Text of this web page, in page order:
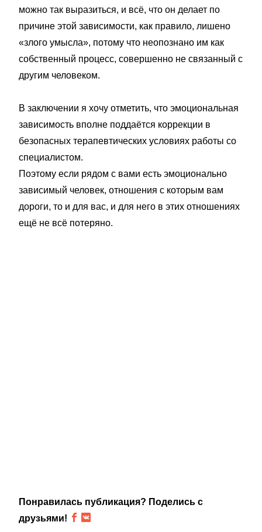
можно так выразиться, и всё, что он делает по
причине этой зависимости, как правило, лишено
«злого умысла», потому что неопознано им как
собственный процесс, совершенно не связанный с
другим человеком.
В заключении я хочу отметить, что эмоциональная
зависимость вполне поддаётся коррекции в
безопасных терапевтических условиях работы со
специалистом.
Поэтому если рядом с вами есть эмоционально
зависимый человек, отношения с которым вам
дороги, то и для вас, и для него в этих отношениях
ещё не всё потеряно.
Понравилась публикация? Поделись с
друзьями!